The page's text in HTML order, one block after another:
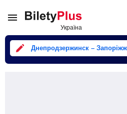
Днепродзержинск –